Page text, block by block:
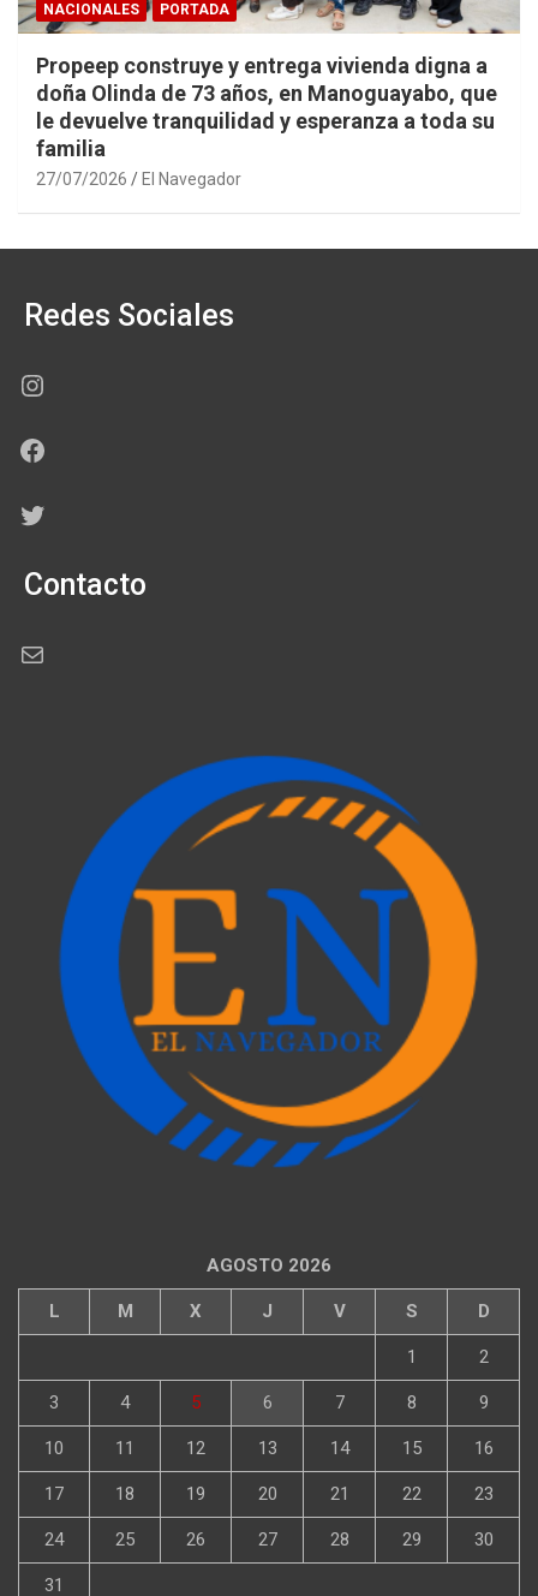
NACIONALES PORTADA
Propeep construye y entrega vivienda digna a
doña Olinda de 73 años, en Manoguayabo, que
le devuelve tranquilidad y esperanza a toda su
familia
27/07/2026 El Navegador
Redes Sociales
Instagram
Facebook
Twitter
Contacto
Correo electrónico
AGOSTO 2026
L M X J V S D
1 2
3 4 5 6 7 8 9
10 11 12 13 14 15 16
17 18 19 20 21 22 23
24 25 26 27 28 29 30
31